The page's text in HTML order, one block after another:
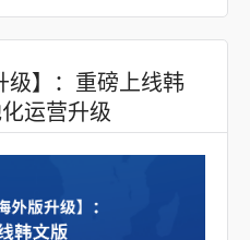
级】：重磅上线韩
运营升级